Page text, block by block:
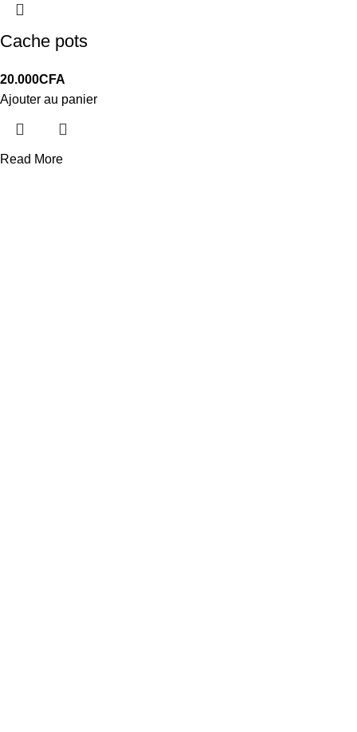
Cache pots
20.000CFA
Ajouter au panier
Read More